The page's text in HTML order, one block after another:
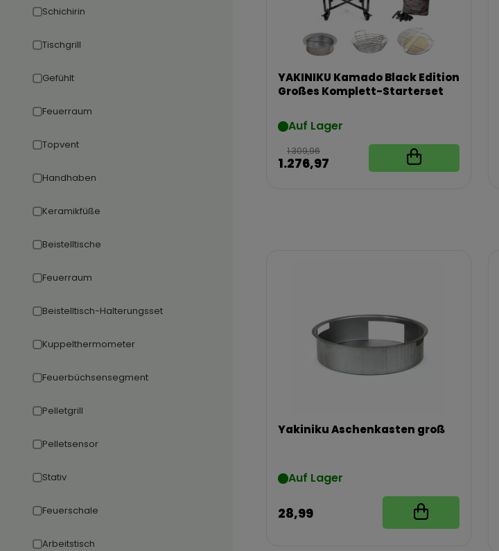
Schichirin
Tischgrill
Gefühlt
Feuerraum
Topvent
Handhaben
Keramikfüße
Beistelltische
Feuerraum
Beistelltisch-Halterungsset
Kuppelthermometer
Feuerbüchsensegment
Pelletgrill
Pelletsensor
Stativ
Feuerschale
Arbeitstisch
YAKINIKU Kamado Black Edition
Großes Komplett-Starterset
Auf Lager
1.309,96
1.276,97
Yakiniku Aschenkasten groß
Auf Lager
28,99